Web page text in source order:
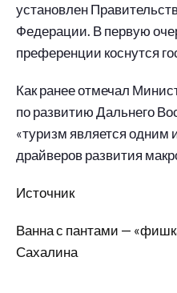
установлен
Федерации. В первую
преференции коснутся
Как ранее отмечал
по развитию Дальнего
«туризм является одним
драйверов развития
Источник
Ванна с пантами —
Сахалина